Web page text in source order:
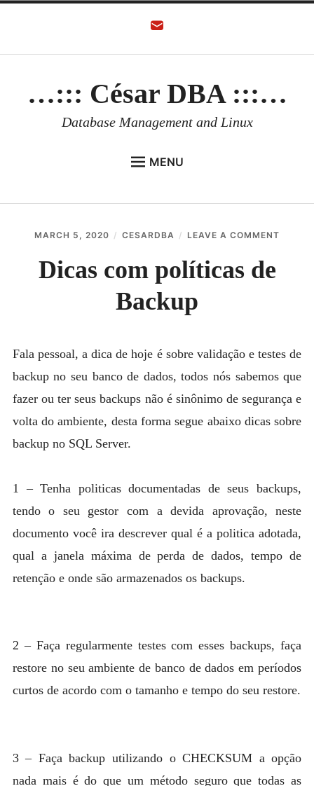
…::: César DBA :::…
Database Management and Linux
MENU
ORACLE DATABASE
LINUX
POSTGRESQL
MICROSOFT
child
menu
OTHER
PORTUGUESE
MARCH 5, 2020 CESARDBA LEAVE A COMMENT
Dicas com políticas de
Backup
Fala pessoal, a dica de hoje é sobre validação e testes de
backup no seu banco de dados, todos nós sabemos que
fazer ou ter seus backups não é sinônimo de segurança e
volta do ambiente, desta forma segue abaixo dicas sobre
backup no SQL Server.
1 – Tenha politicas documentadas de seus backups,
tendo o seu gestor com a devida aprovação, neste
documento você ira descrever qual é a politica adotada,
qual a janela máxima de perda de dados, tempo de
retenção e onde são armazenados os backups.
2 – Faça regularmente testes com esses backups, faça
restore no seu ambiente de banco de dados em períodos
curtos de acordo com o tamanho e tempo do seu restore.
3 – Faça backup utilizando o CHECKSUM a opção
nada mais é do que um método seguro que todas as